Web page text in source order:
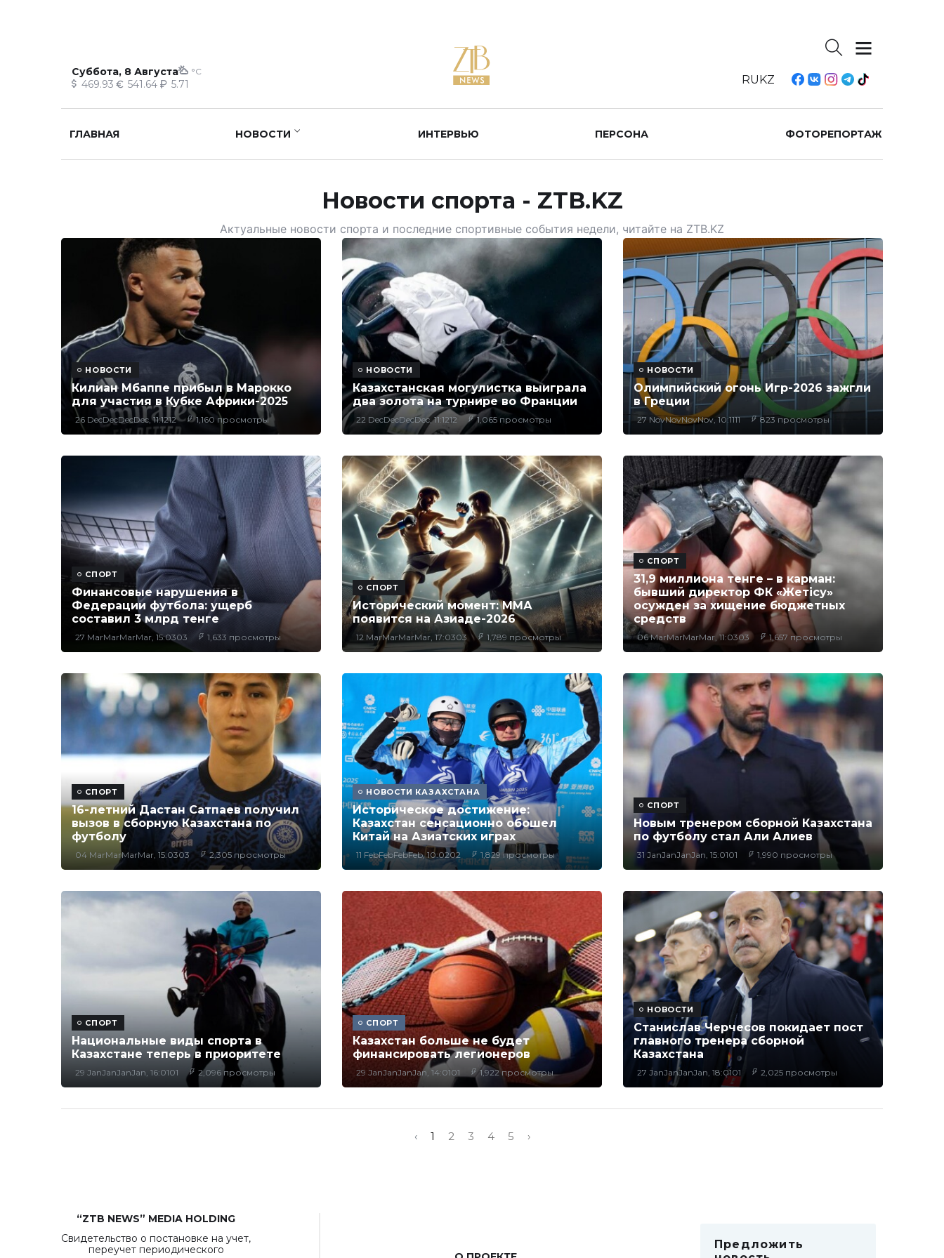
Суббота, 8 Августа °C
469.93 541.64 5.71 RUKZ
ГЛАВНАЯ НОВОСТИ ИНТЕРВЬЮ ПЕРСОНА ФОТОРЕПОРТАЖ
Новости спорта - ZTB.KZ
Актуальные новости спорта и последние спортивные события недели, читайте на ZTB.KZ
НОВОСТИ
Килиан Мбаппе прибыл в Марокко
для участия в Кубке Африки-2025
26 DecDecDecDec, 11:1212 1,160 просмотры
НОВОСТИ
Казахстанская могулистка выиграла
два золота на турнире во Франции
22 DecDecDecDec, 11:1212 1,065 просмотры
НОВОСТИ
Олимпийский огонь Игр-2026 зажгли
в Греции
27 NovNovNovNov, 10:1111 823 просмотры
СПОРТ
Финансовые нарушения в
Федерации футбола: ущерб
составил 3 млрд тенге
27 MarMarMarMar, 15:0303 1,633 просмотры
СПОРТ
Исторический момент: ММА
появится на Азиаде-2026
12 MarMarMarMar, 17:0303 1,789 просмотры
СПОРТ
31,9 миллиона тенге – в карман:
бывший директор ФК «Жетісу»
осужден за хищение бюджетных
средств
06 MarMarMarMar, 11:0303 1,657 просмотры
СПОРТ
16-летний Дастан Сатпаев получил
вызов в сборную Казахстана по
футболу
04 MarMarMarMar, 15:0303 2,305 просмотры
НОВОСТИ КАЗАХСТАНА
Историческое достижение:
Казахстан сенсационно обошел
Китай на Азиатских играх
11 FebFebFebFeb, 10:0202 1,829 просмотры
СПОРТ
Новым тренером сборной Казахстана
по футболу стал Али Алиев
31 JanJanJanJan, 15:0101 1,990 просмотры
СПОРТ
Национальные виды спорта в
Казахстане теперь в приоритете
29 JanJanJanJan, 16:0101 2,096 просмотры
СПОРТ
Казахстан больше не будет
финансировать легионеров
29 JanJanJanJan, 14:0101 1,922 просмотры
НОВОСТИ
Станислав Черчесов покидает пост
главного тренера сборной
Казахстана
27 JanJanJanJan, 18:0101 2,025 просмотры
‹ 1 2 3 4 5 ›
“ZTB NEWS” MEDIA HOLDING
Свидетельство о постановке на учет,
переучет периодического
Предложить